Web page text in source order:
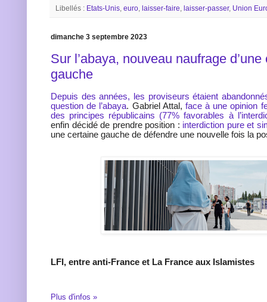
Libellés : Etats-Unis, euro, laisser-faire, laisser-passer, Union
dimanche 3 septembre 2023
Sur l’abaya, nouveau naufrage d’une
gauche
Depuis des années, les proviseurs étaient
question de l’abaya. Gabriel Attal, face à une opinion
des principes républicains (77% favorables à
enfin décidé de prendre position : interdiction pure et
une certaine gauche de défendre une nouvelle fois la
LFI, entre anti-France et La France aux Islamistes
Plus d'infos »